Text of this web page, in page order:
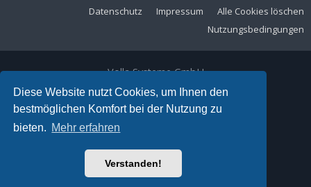
Diese Website nutzt Cookies, um Ihnen den
bestmöglichen Komfort bei der Nutzung zu
bieten. Mehr erfahren
Verstanden!
Alle Cookies löschen
Impressum
Datenschutz
Nutzungsbedingungen
Volla Systeme GmbH
Kölner Straße 102
42897 Remscheid
Telefon:+49 2191 59897 61
E-Mail:
Ariki Theme by